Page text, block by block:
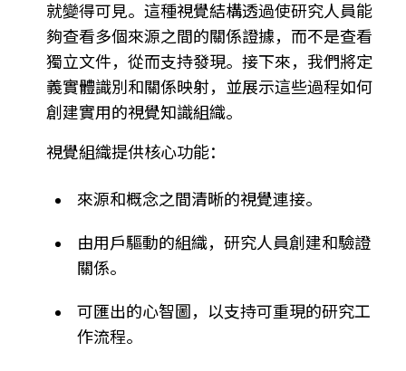
就變得可見。這種視覺結構透過使研究人員能
夠查看多個來源之間的關係證據，而不是查看
獨立文件，從而支持發現。接下來，我們將定
義實體識別和關係映射，並展示這些過程如何
創建實用的視覺知識組織。
視覺組織提供核心功能：
來源和概念之間清晰的視覺連接。
由用戶驅動的組織，研究人員創建和驗證
關係。
可匯出的心智圖，以支持可重現的研究工
作流程。